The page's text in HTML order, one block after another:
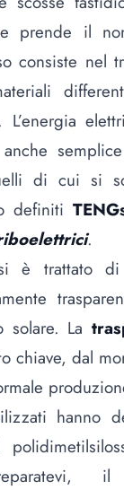
e prende il
consiste nel
di cui si
definiti
.
è trattato di
solare. La
chiave, dal
hanno